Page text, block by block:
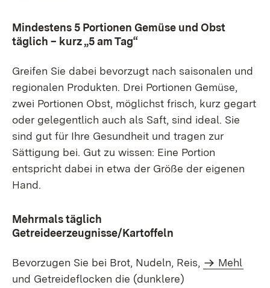
Mindestens 5 Portionen Gemüse und Obst
täglich – kurz „5 am Tag“
Greifen Sie dabei bevorzugt nach saisonalen und
regionalen Produkten. Drei Portionen Gemüse,
zwei Portionen Obst, möglichst frisch, kurz gegart
oder gelegentlich auch als Saft, sind ideal. Sie
sind gut für Ihre Gesundheit und tragen zur
Sättigung bei. Gut zu wissen: Eine Portion
entspricht dabei in etwa der Größe der eigenen
Hand.
Mehrmals täglich
Getreideerzeugnisse/Kartoffeln
Bevorzugen Sie bei Brot, Nudeln, Reis,
Mehl
und Getreideflocken die (dunklere)